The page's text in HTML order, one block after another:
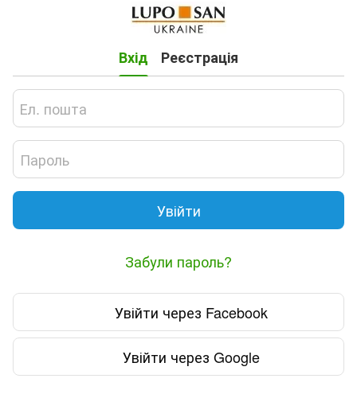
Вхід Реєстрація
Увійти
Забули пароль?
Увійти через Facebook
Увійти через Google